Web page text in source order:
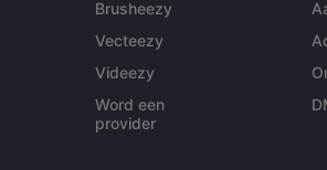
Brusheezy
Vecteezy
Videezy
Word een
provider